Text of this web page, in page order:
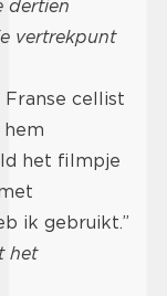
dertien
vertrekpunt
cellist
hem
het filmpje
ik gebruikt.”
het